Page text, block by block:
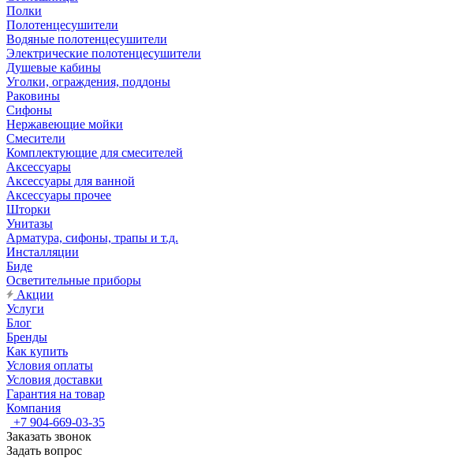
Полки
Полотенцесушители
Водяные полотенцесушители
Электрические полотенцесушители
Душевые кабины
Уголки, ограждения, поддоны
Раковины
Сифоны
Нержавеющие мойки
Смесители
Комплектующие для смесителей
Аксессуары
Аксессуары для ванной
Аксессуары прочее
Шторки
Унитазы
Арматура, сифоны, трапы и т.д.
Инсталляции
Биде
Осветительные приборы
Акции
Услуги
Блог
Бренды
Как купить
Условия оплаты
Условия доставки
Гарантия на товар
Компания
+7 904-669-03-35
Заказать звонок
Задать вопрос